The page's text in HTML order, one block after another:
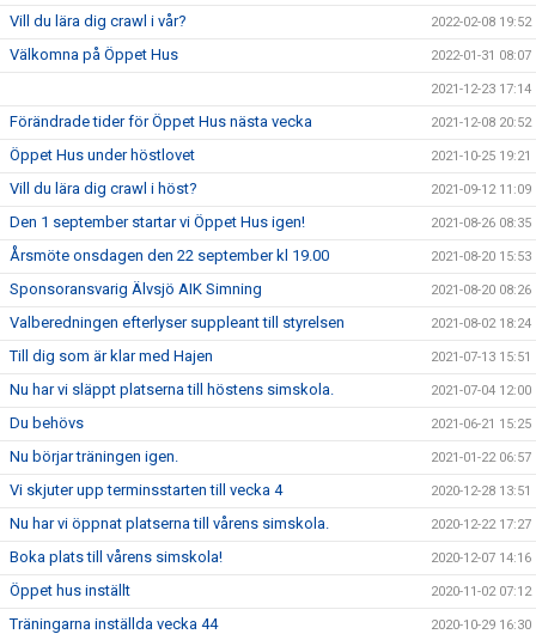
Vill du lära dig crawl i vår? 2022-02-08 19:52
Välkomna på Öppet Hus 2022-01-31 08:07
2021-12-23 17:14
Förändrade tider för Öppet Hus nästa vecka 2021-12-08 20:52
Öppet Hus under höstlovet 2021-10-25 19:21
Vill du lära dig crawl i höst? 2021-09-12 11:09
Den 1 september startar vi Öppet Hus igen! 2021-08-26 08:35
Årsmöte onsdagen den 22 september kl 19.00 2021-08-20 15:53
Sponsoransvarig Älvsjö AIK Simning 2021-08-20 08:26
Valberedningen efterlyser suppleant till styrelsen 2021-08-02 18:24
Till dig som är klar med Hajen 2021-07-13 15:51
Nu har vi släppt platserna till höstens simskola. 2021-07-04 12:00
Du behövs 2021-06-21 15:25
Nu börjar träningen igen. 2021-01-22 06:57
Vi skjuter upp terminsstarten till vecka 4 2020-12-28 13:51
Nu har vi öppnat platserna till vårens simskola. 2020-12-22 17:27
Boka plats till vårens simskola! 2020-12-07 14:16
Öppet hus inställt 2020-11-02 07:12
Träningarna inställda vecka 44 2020-10-29 16:30